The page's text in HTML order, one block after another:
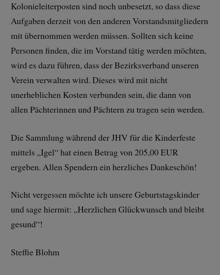
Kolonieleiterposten sind noch unbesetzt, so dass diese
Aufgaben derzeit von den anderen Vorstandsmitgliedern
mit übernommen werden müssen. Sollten sich keine
Personen finden, die im Vorstand tätig werden möchten,
wird es dazu führen, dass der Bezirksverband unseren
Verein verwalten wird. Dieses wird mit nicht
unerheblichen Kosten verbunden sein, die dann von
allen Pächterinnen und Pächtern zu tragen sein werden.
Die Sammlung während der JHV für die Kinderfeste
mittels „Igel“ hat einen Betrag von 205,00 EUR
ergeben. Allen Spendern ein herzliches Dankeschön!
Nicht vergessen möchte ich unsere Geburtstagskinder
und sage hiermit: „Herzlichen Glückwunsch und bleibt
gesund“!
Steffie Blohm